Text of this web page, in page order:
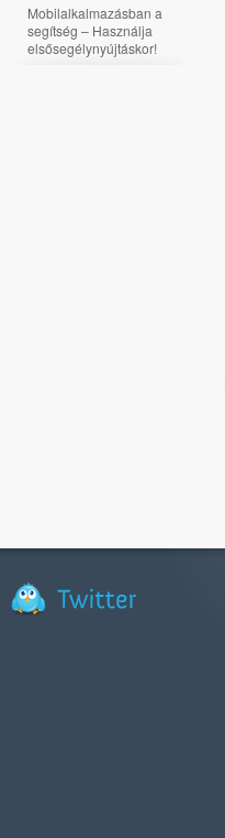
Mobilalkalmazásban a
segítség – Használja
elsősegélynyújtáskor!